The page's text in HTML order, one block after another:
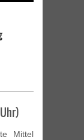
Mittel